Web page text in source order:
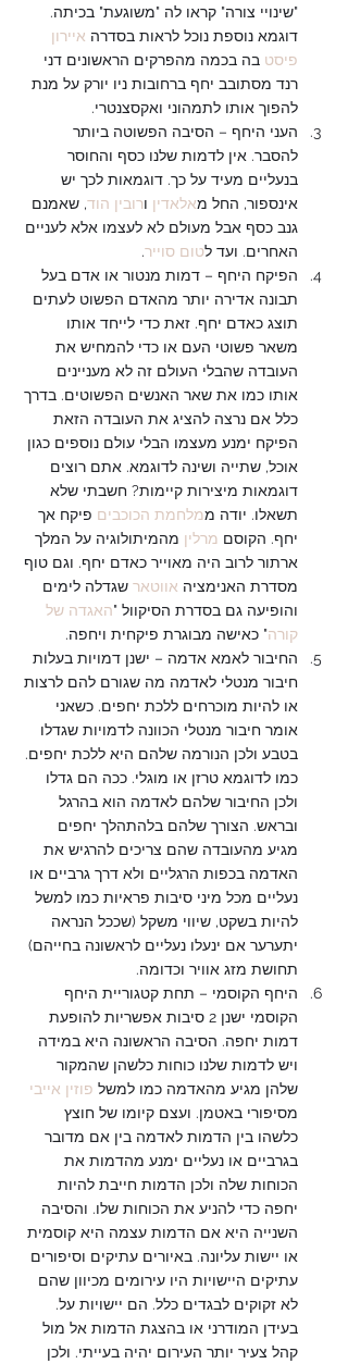
"שינויי צורה" קראו לה "משוגעת" בכיתה.
דוגמא נוספת נוכל לראות בסדרה איירון
פיסט בה בכמה מהפרקים הראשונים דני
רנד מסתובב יחף ברחובות ניו יורק על מנת
להפוך אותו לתמהוני ואקסצנטרי.
העני היחף – הסיבה הפשוטה ביותר
להסבר. אין לדמות שלנו כסף והחוסר
בנעליים מעיד על כך. דוגמאות לכך יש
אינספור, החל מאלאדין ורובין הוד, שאמנם
גנב כסף אבל מעולם לא לעצמו אלא לעניים
האחרים. ועד לטום סוייר.
הפיקח היחף – דמות מנטור או אדם בעל
תבונה אדירה יותר מהאדם הפשוט לעתים
תוצג כאדם יחף. זאת כדי לייחד אותו
משאר פשוטי העם או כדי להמחיש את
העובדה שהבלי העולם זה לא מעניינים
אותו כמו את שאר האנשים הפשוטים. בדרך
כלל אם נרצה להציג את העובדה הזאת
הפיקח ימנע מעצמו הבלי עולם נוספים כגון
אוכל, שתייה ושינה לדוגמא. אתם רוצים
דוגמאות מיצירות קיימות? חשבתי שלא
תשאלו. יודה ממלחמת הכוכבים פיקח אך
יחף. הקוסם מרלין מהמיתולוגיה על המלך
ארתור לרוב היה מאוייר כאדם יחף. וגם טוף
מסדרת האנימציה אווטאר שגדלה לימים
והופיעה גם בסדרת הסיקוול "האגדה של
קורה" כאישה מבוגרת פיקחית ויחפה.
החיבור לאמא אדמה – ישנן דמויות בעלות
חיבור מנטלי לאדמה מה שגורם להם לרצות
או להיות מוכרחים ללכת יחפים. כשאני
אומר חיבור מנטלי הכוונה לדמויות שגדלו
בטבע ולכן הנורמה שלהם היא ללכת יחפים.
כמו לדוגמא טרזן או מוגלי. ככה הם גדלו
ולכן החיבור שלהם לאדמה הוא בהרגל
ובראש. הצורך שלהם בלהתהלך יחפים
מגיע מהעובדה שהם צריכים להרגיש את
האדמה בכפות הרגליים ולא דרך גרביים או
נעליים מכל מיני סיבות פראיות כמו למשל
להיות בשקט, שיווי משקל (שככל הנראה
יתערער אם ינעלו נעליים לראשונה בחייהם)
תחושת מזג אוויר וכדומה.
היחף הקוסמי – תחת קטגוריית היחף
הקוסמי ישנן 2 סיבות אפשריות להופעת
דמות יחפה. הסיבה הראשונה היא במידה
ויש לדמות שלנו כוחות כלשהן שהמקור
שלהן מגיע מהאדמה כמו למשל פוזין אייבי
מסיפורי באטמן. ועצם קיומו של חוצץ
כלשהו בין הדמות לאדמה בין אם מדובר
בגרביים או נעליים ימנע מהדמות את
הכוחות שלה ולכן הדמות חייבת להיות
יחפה כדי להניע את הכוחות שלו. והסיבה
השנייה היא אם הדמות עצמה היא קוסמית
או יישות עליונה. באיורים עתיקים וסיפורים
עתיקים היישויות היו עירומים מכיוון שהם
לא זקוקים לבגדים כלל. הם יישויות על.
בעידן המודרני או בהצגת הדמות אל מול
קהל צעיר יותר העירום יהיה בעייתי. ולכן